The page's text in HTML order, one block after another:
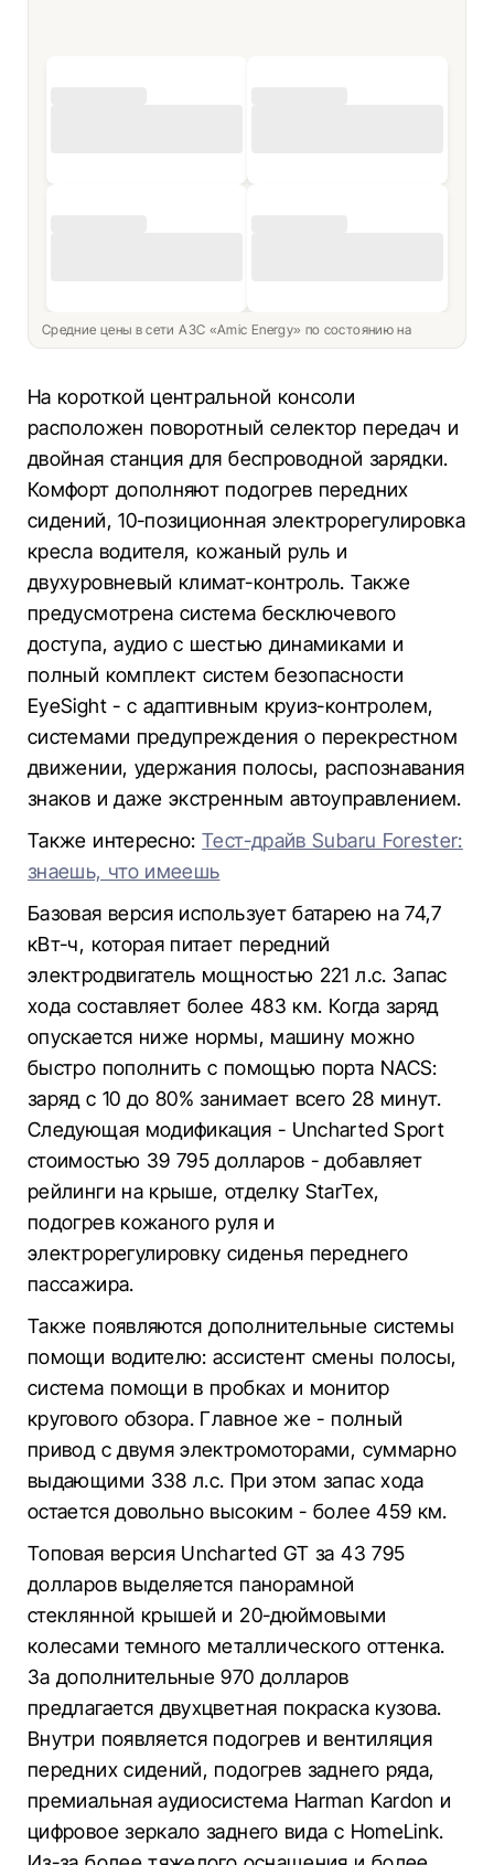
Средние цены в сети АЗС «Amic Energy» по состоянию на
На короткой центральной консоли
расположен поворотный селектор передач и
двойная станция для беспроводной зарядки.
Комфорт дополняют подогрев передних
сидений, 10-позиционная электрорегулировка
кресла водителя, кожаный руль и
двухуровневый климат-контроль. Также
предусмотрена система бесключевого
доступа, аудио с шестью динамиками и
полный комплект систем безопасности
EyeSight - с адаптивным круиз-контролем,
системами предупреждения о перекрестном
движении, удержания полосы, распознавания
знаков и даже экстренным автоуправлением.
Также интересно:Тест-драйв Subaru Forester:
знаешь, что имеешь
Базовая версия использует батарею на 74,7
кВт-ч, которая питает передний
электродвигатель мощностью 221 л.с. Запас
хода составляет более 483 км. Когда заряд
опускается ниже нормы, машину можно
быстро пополнить с помощью порта NACS:
заряд с 10 до 80% занимает всего 28 минут.
Следующая модификация - Uncharted Sport
стоимостью 39 795 долларов - добавляет
рейлинги на крыше, отделку StarTex,
подогрев кожаного руля и
электрорегулировку сиденья переднего
пассажира.
Также появляются дополнительные системы
помощи водителю: ассистент смены полосы,
система помощи в пробках и монитор
кругового обзора. Главное же - полный
привод с двумя электромоторами, суммарно
выдающими 338 л.с. При этом запас хода
остается довольно высоким - более 459 км.
Топовая версия Uncharted GT за 43 795
долларов выделяется панорамной
стеклянной крышей и 20-дюймовыми
колесами темного металлического оттенка.
За дополнительные 970 долларов
предлагается двухцветная покраска кузова.
Внутри появляется подогрев и вентиляция
передних сидений, подогрев заднего ряда,
премиальная аудиосистема Harman Kardon и
цифровое зеркало заднего вида с HomeLink.